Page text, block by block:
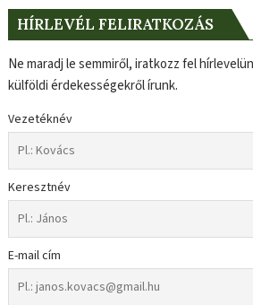
HÍRLEVÉL FELIRATKOZÁS
Ne maradj le semmiről, iratkozz fel
külföldi érdekességekről írunk.
Vezetéknév
Keresztnév
E-mail cím